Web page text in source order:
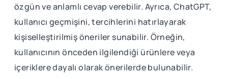
özgün ve anlamlı cevap verebilir. Ayrıca, ChatGPT,
kullanıcı geçmişini, tercihlerini hatırlayarak
kişiselleştirilmiş öneriler sunabilir. Örneğin,
kullanıcının önceden ilgilendiği ürünlere veya
içeriklere dayalı olarak önerilerde bulunabilir.